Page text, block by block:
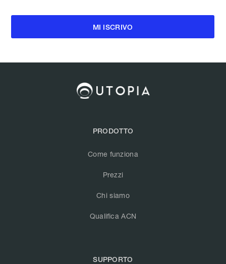
PRODOTTO
Come funziona
Prezzi
Chi siamo
Qualifica ACN
SUPPORTO